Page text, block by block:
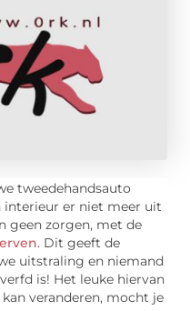
tweedehandsauto
interieur er niet meer uit
geen zorgen, met de
. Dit geeft de
uitstraling en niemand
is! Het leuke hiervan
veranderen, mocht je